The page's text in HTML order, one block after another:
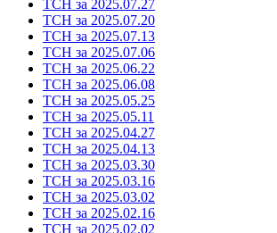
ТСН за 2025.07.27
ТСН за 2025.07.20
ТСН за 2025.07.13
ТСН за 2025.07.06
ТСН за 2025.06.22
ТСН за 2025.06.08
ТСН за 2025.05.25
ТСН за 2025.05.11
ТСН за 2025.04.27
ТСН за 2025.04.13
ТСН за 2025.03.30
ТСН за 2025.03.16
ТСН за 2025.03.02
ТСН за 2025.02.16
ТСН за 2025.02.02